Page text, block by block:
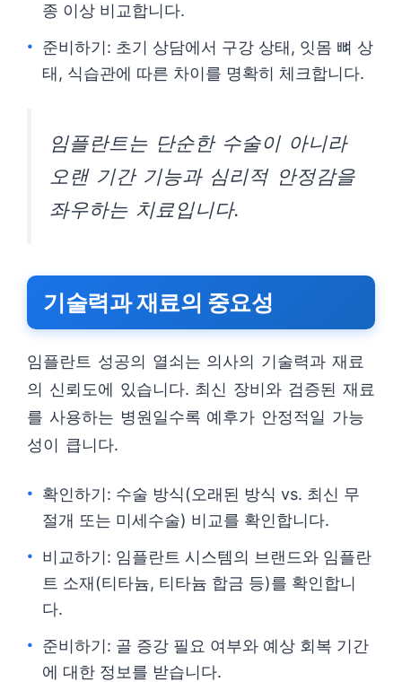
종 이상 비교합니다.
준비하기: 초기 상담에서 구강 상태, 잇몸 뼈 상
태, 식습관에 따른 차이를 명확히 체크합니다.
임플란트는 단순한 수술이 아니라
오랜 기간 기능과 심리적 안정감을
좌우하는 치료입니다.
기술력과 재료의 중요성
임플란트 성공의 열쇠는 의사의 기술력과 재료
의 신뢰도에 있습니다. 최신 장비와 검증된 재료
를 사용하는 병원일수록 예후가 안정적일 가능
성이 큽니다.
확인하기: 수술 방식(오래된 방식 vs. 최신 무
절개 또는 미세수술) 비교를 확인합니다.
비교하기: 임플란트 시스템의 브랜드와 임플란
트 소재(티타늄, 티타늄 합금 등)를 확인합니
다.
준비하기: 골 증강 필요 여부와 예상 회복 기간
에 대한 정보를 받습니다.